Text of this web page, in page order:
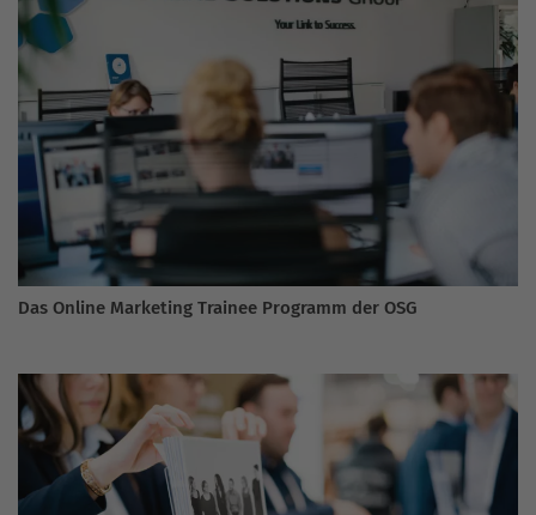
Das Online Marketing Trainee Programm der OSG